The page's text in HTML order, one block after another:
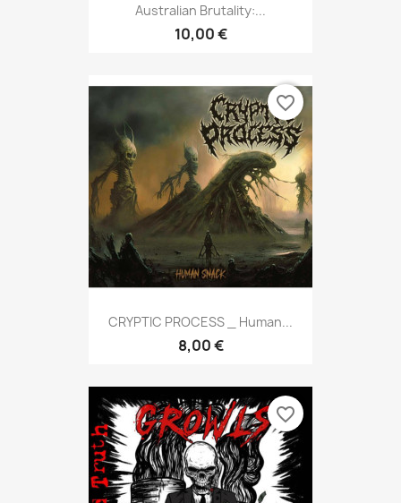
Australian Brutality:...
10,00 €
CRYPTIC PROCESS _ Human...
8,00 €
favorite_border
favorite_border